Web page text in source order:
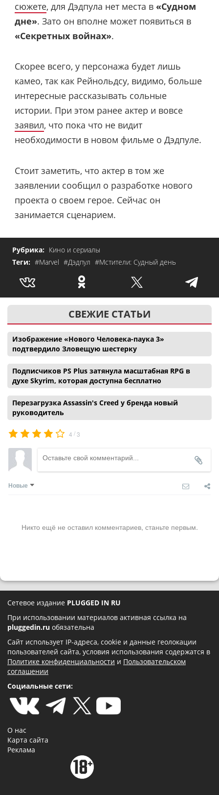
сюжете, для Дэдпула нет места в «Судном
дне». Зато он вполне может появиться в
«Секретных войнах».
Скорее всего, у персонажа будет лишь
камео, так как Рейнольдсу, видимо, больше
интересные рассказывать сольные
истории. При этом ранее актер и вовсе
заявил, что пока что не видит
необходимости в новом фильме о Дэдпуле.
Стоит заметить, что актер в том же
заявлении сообщил о разработке нового
проекта о своем герое. Сейчас он
занимается сценарием.
Рубрика: Кино и сериалы
Теги: #Marvel #Дэдпул #Мстители: Судный день
СВЕЖИЕ СТАТЬИ
Изображение «Нового Человека-паука 3»
подтвердило Зловещую шестерку
Подписчиков PS Plus затянула масштабная RPG в
духе Skyrim, которая доступна бесплатно
Перезагрузка Assassin's Creed у бренда новый
руководитель
4 /3
Новые
Никто ещё не оставил комментариев, станьте первым.
Сетевое издание PLUGGED IN RU
При использовании материалов активная ссылка на
pluggedin.ru обязательна
Сайт использует IP-адреса, cookie и данные геолокации
пользователей сайта, условия использования содержатся в
Политике конфиденциальности и Пользовательском
соглашении
Социальные сети:
О нас
Карта сайта
Реклама